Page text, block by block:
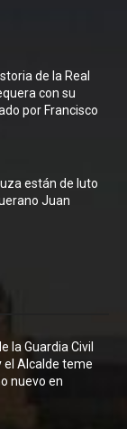
de la Real
con su
por Francisco
están de luto
Juan
la Guardia Civil
el Alcalde teme
nuevo en